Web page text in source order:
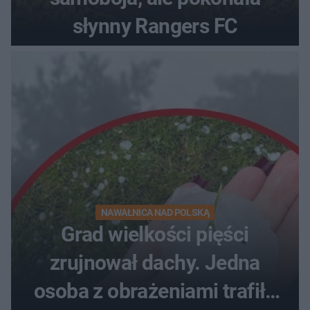
słynny Rangers FC
NAWAŁNICA NAD POLSKĄ
Grad wielkości pięści
zrujnował dachy. Jedna
osoba z obrażeniami trafiła